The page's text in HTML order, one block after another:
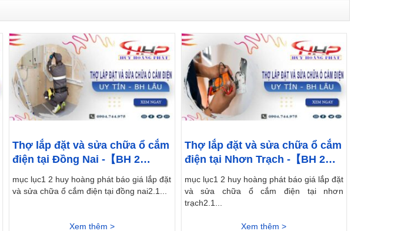
Thợ lắp đặt và sửa chữa ổ cắm
điện tại Đồng Nai -【BH 2
mục lục1 2 huy hoàng phát báo giá lắp đặt
và sửa chữa ổ cắm điện tại đồng nai2.1...
Xem thêm >
Thợ lắp đặt và sửa chữa ổ cắm
điện tại Nhơn Trạch -【BH 2
mục lục1 2 huy hoàng phát báo giá lắp đặt
và sửa chữa ổ cắm điện tại nhơn
trạch2.1...
Xem thêm >